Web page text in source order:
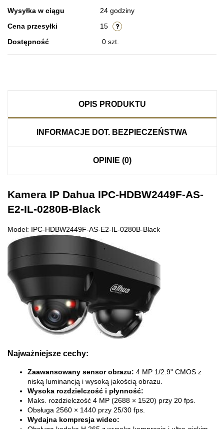
Wysyłka w ciągu
24 godziny
Cena przesyłki
15
Dostępność
0 szt.
OPIS PRODUKTU
INFORMACJE DOT. BEZPIECZEŃSTWA
OPINIE (0)
Kamera IP Dahua IPC-HDBW2449F-AS-
E2-IL-0280B-Black
Model: IPC-HDBW2449F-AS-E2-IL-0280B-Black
Najważniejsze cechy:
Zaawansowany sensor obrazu: 4 MP 1/2.9" CMOS z
niską luminancją i wysoką jakością obrazu.
Wysoka rozdzielczość i płynność:
Maks. rozdzielczość 4 MP (2688 × 1520) przy 20 fps.
Obsługa 2560 × 1440 przy 25/30 fps.
Wydajna kompresja wideo: